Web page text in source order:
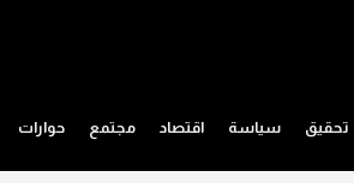
تحقيق سياسة اقتصاد مجتمع حوارات